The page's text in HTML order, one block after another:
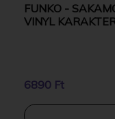
FUNKO -
VINYL
6890 Ft